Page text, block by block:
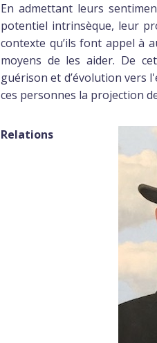
En admettant leurs
potentiel intrinsèque, leur
contexte qu’ils font appel à
moyens de les aider. De
guérison et d’évolution vers
ces personnes la projection
Relations